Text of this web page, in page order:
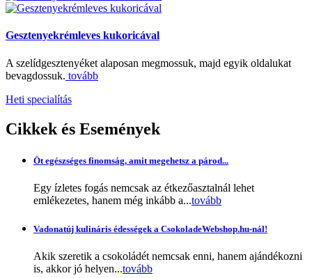
Gesztenyekrémleves kukoricával
A szelídgesztenyéket alaposan megmossuk, majd egyik oldalukat
bevagdossuk. tovább
Heti specialítás
Cikkek és Események
Öt egészséges finomság, amit megehetsz a párod...
Egy ízletes fogás nemcsak az étkezőasztalnál lehet
emlékezetes, hanem még inkább a...tovább
Vadonatúj kulináris édességek a CsokoladeWebshop.hu-nál!
Akik szeretik a csokoládét nemcsak enni, hanem ajándékozni
is, akkor jó helyen...tovább